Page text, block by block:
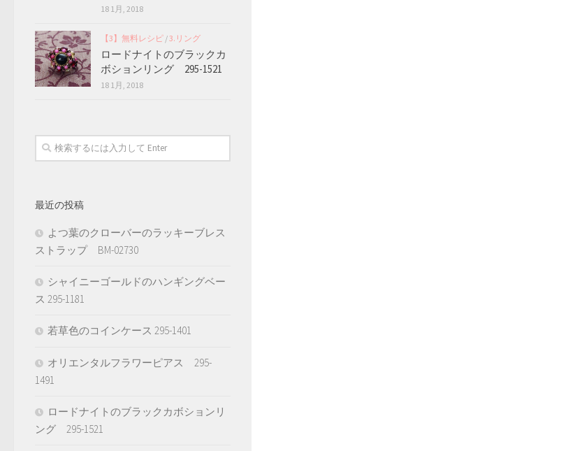
18 1月, 2018
【3】無料レシピ /3.リング
ロードナイトのブラックカ
ボションリング 295-1521
18 1月, 2018
最近の投稿
よつ葉のクローバーのラッキーブレス
ストラップ BM-02730
シャイニーゴールドのハンギングベー
ス 295-1181
若草色のコインケース 295-1401
オリエンタルフラワーピアス 295-
1491
ロードナイトのブラックカボションリ
ング 295-1521